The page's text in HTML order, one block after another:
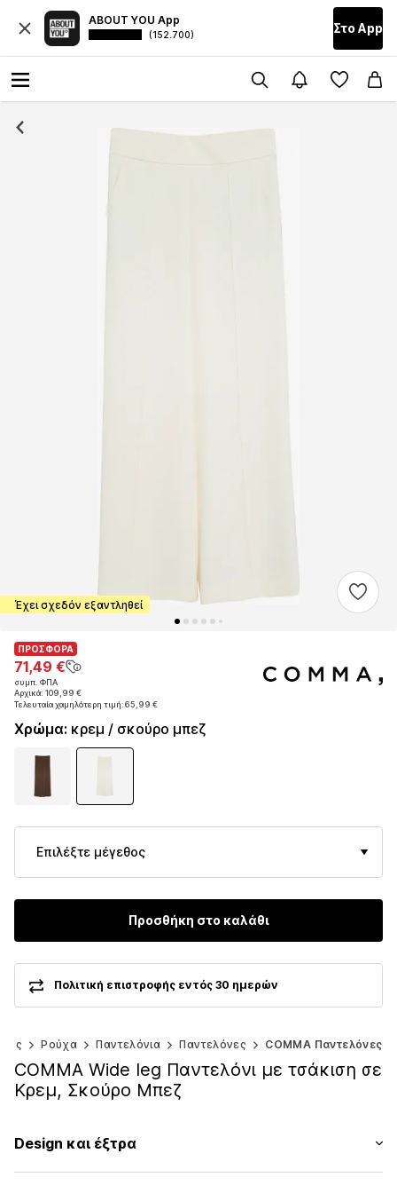
ABOUT YOU App
(152.700) Στο Αpp
Έχει σχεδόν εξαντληθεί
ΠΡΟΣΦΟΡΑ
71,49 €
συμπ. ΦΠΑ
Αρχικά: 109,99 €
Τελευταία χαμηλότερη τιμή:65,99 €
ΠΡΟΣΦΟΡΑ
71,49 €
συμπ. ΦΠΑ
Αρχικά: 109,99 €
Τελευταία χαμηλότερη τιμή:65,99 €
Χρώμα: κρεμ / σκούρο μπεζ
Επιλέξτε μέγεθος
Προσθήκη στο καλάθι
Πολιτική επιστροφής εντός 30 ημερών
Ρούχα Παντελόνια Παντελόνες COMMA Παντελόνες
COMMA Wide leg Παντελόνι με τσάκιση σε
Κρεμ, Σκούρο Μπεζ
Design και έξτρα